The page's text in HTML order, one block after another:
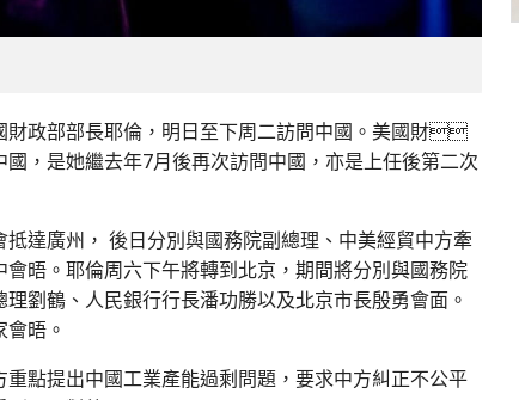
財政部部長耶倫，明日至下周二訪問中國。美國財
，是她繼去年7月後再次訪問中國，亦是上任後第二次
達廣州， 後日分別與國務院副總理、中美經貿中方牽
晤。耶倫周六下午將轉到北京，期間將分別與國務院
劉鶴、人民銀行行長潘功勝以及北京市長殷勇會面。
晤。
點提出中國工業產能過剩問題，要求中方糾正不公平